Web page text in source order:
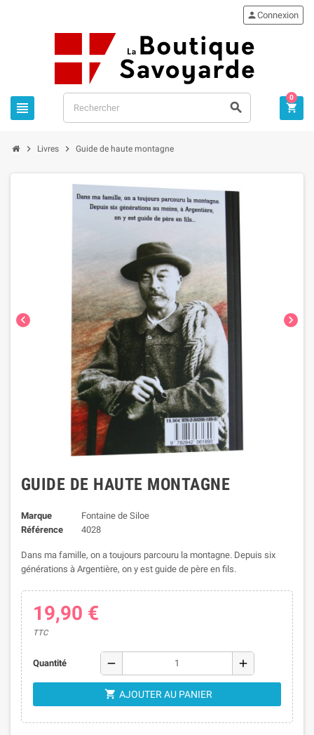
 
Connexion

0
 Livres  Guide de haute montagne
 
GUIDE DE HAUTE MONTAGNE
Marque
Fontaine de Siloe
Référence
4028
Dans ma famille, on a toujours parcouru la montagne. Depuis six
générations à Argentière, on y est guide de père en fils.
19,90 €
TTC
Quantité remove add
 AJOUTER AU PANIER